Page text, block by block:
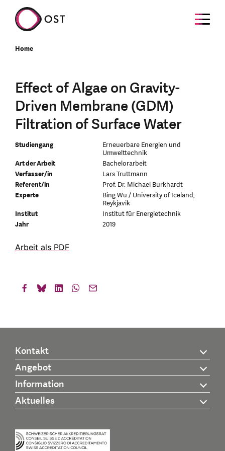
Home
Effect of Algae on Gravity-
Driven Membrane (GDM)
Filtration of Surface Water
Studiengang
Erneuerbare Energien und
Umwelttechnik
Art der Arbeit
Bachelorarbeit
Verfasser/in
Lars Truttmann
Referent/in
Prof. Dr. Michael Burkhardt
Experte
Bing Wu / University of Iceland,
Reykjavik
Institut
Institut für Energietechnik
Jahr
2019
Arbeit als PDF
Kontakt
Angebot
Information
Aktuelles